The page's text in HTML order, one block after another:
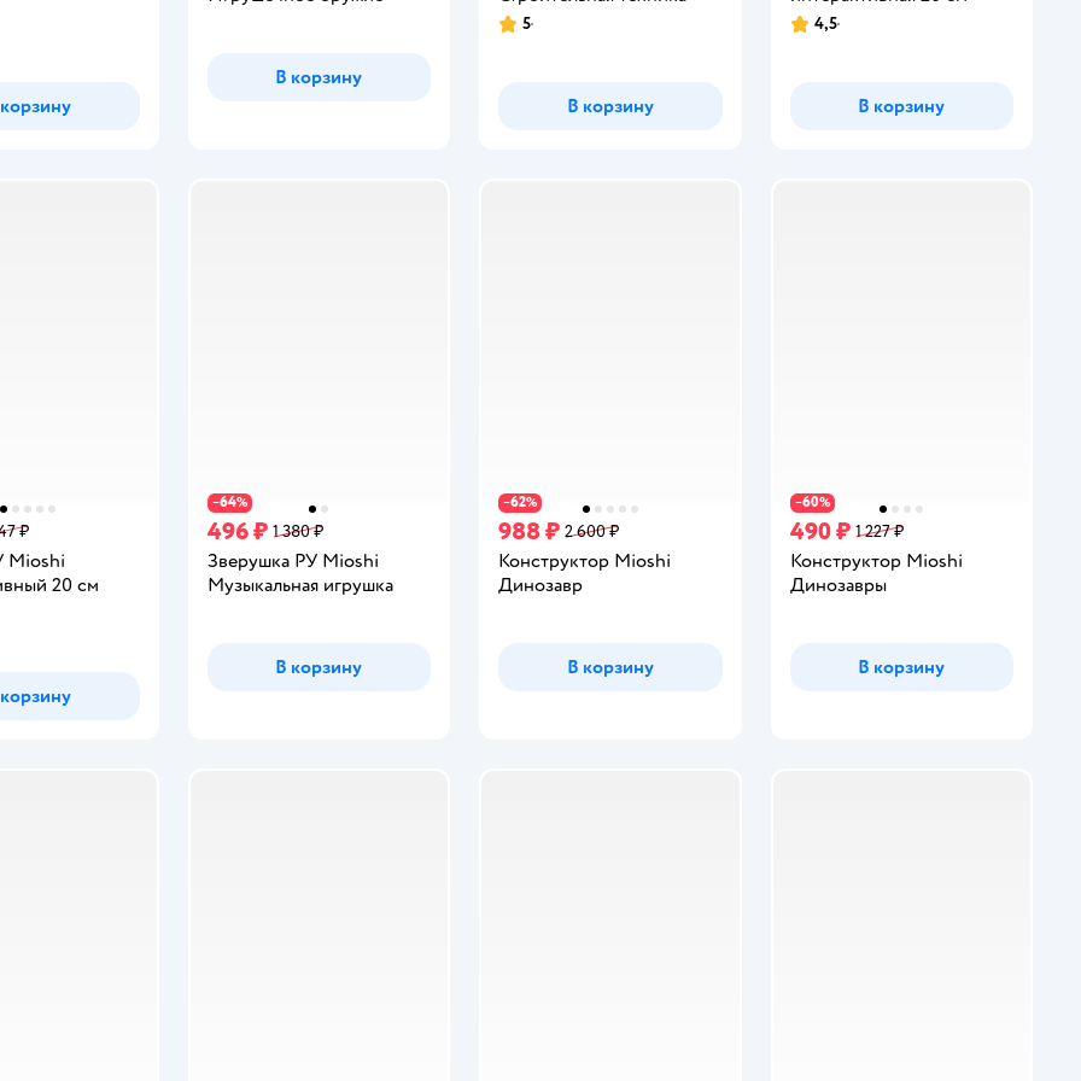
В корзину
Рейтинг:
5
В корзину
Рейтинг:
4,5
В корзину
₽
Mioshi
20 см
−64%
496 ₽ 1 380 ₽
Зверушка РУ Mioshi
Музыкальная игрушка
В корзину
−62%
988 ₽ 2 600 ₽
Конструктор Mioshi
Динозавр
В корзину
−60%
490 ₽ 1 227 ₽
Конструктор Mioshi
Динозавры
В корзину